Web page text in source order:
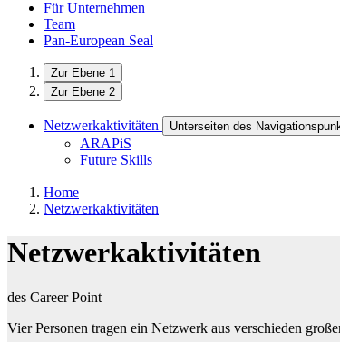
Für Unternehmen
Team
Pan-European Seal
Zur Ebene 1
Zur Ebene 2
Netzwerkaktivitäten Unterseiten des
ARAPiS
Future Skills
Home
Netzwerkaktivitäten
Netzwerkaktivitäten
des Career Point
Vier Personen tragen ein Netzwerk aus verschieden